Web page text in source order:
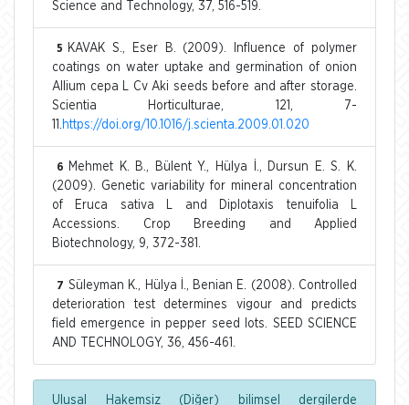
Science and Technology, 37, 516-519.
5
KAVAK S., Eser B. (2009). Influence of polymer
coatings on water uptake and germination of onion
Allium cepa L Cv Aki seeds before and after storage.
Scientia Horticulturae, 121, 7-
11. https://doi.org/10.1016/j.scienta.2009.01.020
6
Mehmet K. B., Bülent Y., Hülya İ., Dursun E. S. K.
(2009). Genetic variability for mineral concentration
of Eruca sativa L and Diplotaxis tenuifolia L
Accessions. Crop Breeding and Applied
Biotechnology, 9, 372-381.
7 Süleyman K., Hülya İ., Benian E. (2008). Controlled
deterioration test determines vigour and predicts
field emergence in pepper seed lots. SEED SCIENCE
AND TECHNOLOGY, 36, 456-461.
Ulusal Hakemsiz (Diğer) bilimsel dergilerde